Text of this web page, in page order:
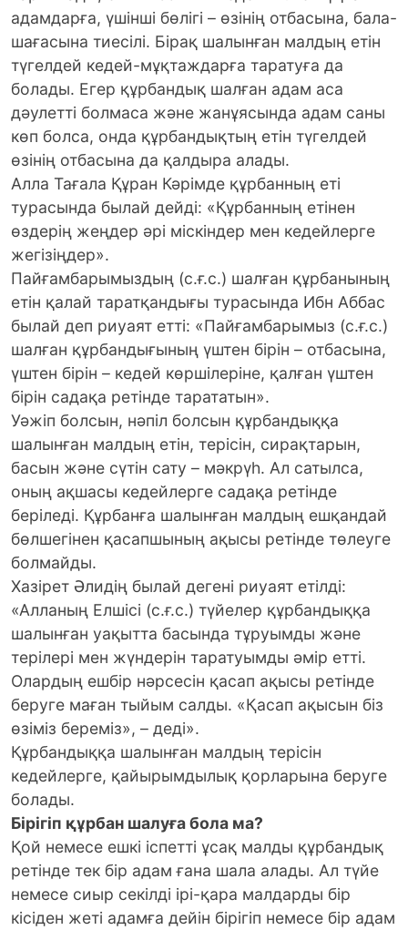
адамдарға, үшінші бөлігі – өзінің отбасына, бала-
шағасына тиесілі. Бірақ шалынған малдың етін
түгелдей кедей-мұқтаждарға таратуға да
болады. Егер құрбандық шалған адам аса
дәулетті болмаса және жанұясында адам саны
көп болса, онда құрбандықтың етін түгелдей
өзінің отбасына да қалдыра алады.
Алла Тағала Құран Кәрімде құрбанның еті
турасында былай дейді: «Құрбанның етінен
өздерің жеңдер әрі міскіндер мен кедейлерге
жегізіңдер».
Пайғамбарымыздың (с.ғ.с.) шалған құрбанының
етін қалай таратқандығы турасында Ибн Аббас
былай деп риуаят етті: «Пайғамбарымыз (с.ғ.с.)
шалған құрбандығының үштен бірін – отбасына,
үштен бірін – кедей көршілеріне, қалған үштен
бірін садақа ретінде тарататын».
Уәжіп болсын, нәпіл болсын құрбандыққа
шалынған малдың етін, терісін, сирақтарын,
басын және сүтін сату – мәкрүһ. Ал сатылса,
оның ақшасы кедейлерге садақа ретінде
беріледі. Құрбанға шалынған малдың ешқандай
бөлшегінен қасапшының ақысы ретінде төлеуге
болмайды.
Хазірет Әлидің былай дегені риуаят етілді:
«Алланың Елшісі (с.ғ.с.) түйелер құрбандыққа
шалынған уақытта басында тұруымды және
терілері мен жүндерін таратуымды әмір етті.
Олардың ешбір нәрсесін қасап ақысы ретінде
беруге маған тыйым салды. «Қасап ақысын біз
өзіміз береміз», – деді».
Құрбандыққа шалынған малдың терісін
кедейлерге, қайырымдылық қорларына беруге
болады.
Бірігіп құрбан шалуға бола ма?
Қой немесе ешкі іспетті ұсақ малды құрбандық
ретінде тек бір адам ғана шала алады. Ал түйе
немесе сиыр секілді ірі-қара малдарды бір
кісіден жеті адамға дейін бірігіп немесе бір адам